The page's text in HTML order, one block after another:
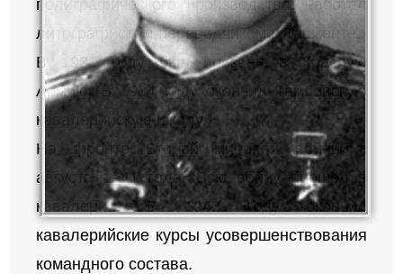
полиграфического производства. Работал
литографистом-переводчиком в Ташкенте.
В 1931 году был призван в Красную
Армию. В 1934 году окончил Тамбовскую
кавалерийскую школу.
На фронте Второй мировой войны с
августа 1941 года. Всю войну прошёл в
кавалерии. В 1942 году окончил
кавалерийские курсы усовершенствования
командного состава.